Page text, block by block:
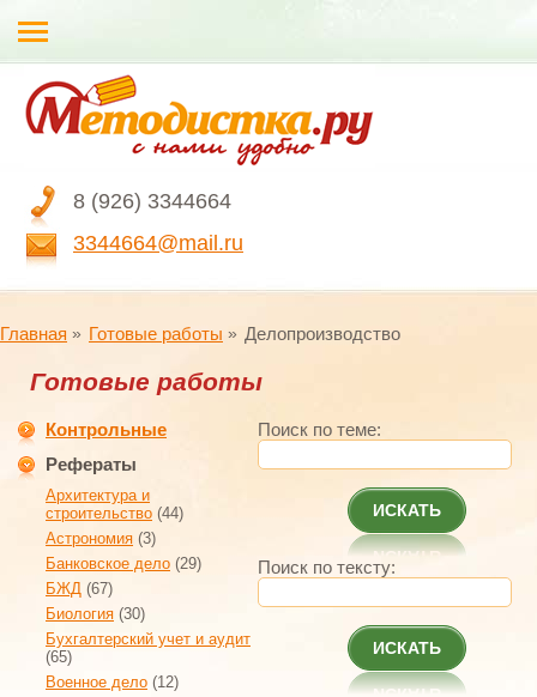
8 (926) 3344664
3344664@mail.ru
Главная Готовые работы Делопроизводство
Готовые работы
Контрольные
Рефераты
Архитектура и
строительство (44)
Астрономия (3)
Банковское дело (29)
БЖД (67)
Биология (30)
Бухгалтерский учет и аудит
(65)
Военное дело (12)
Поиск по теме:
ИСКАТЬ
Поиск по тексту:
ИСКАТЬ